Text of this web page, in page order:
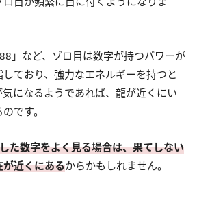
」など、ゾロ目は数字が持つパワーが
ており、強力なエネルギーを持つと
になるようであれば、龍が近くにい
です。
た数字をよく見る場合は、果てしない
近くにあるからかもしれません。